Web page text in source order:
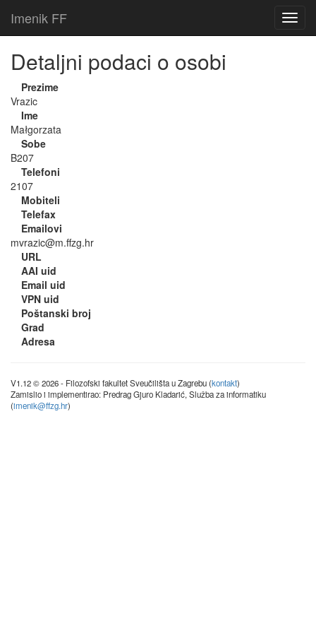
Imenik FF
Detaljni podaci o osobi
Prezime
Vrazic
Ime
Małgorzata
Sobe
B207
Telefoni
2107
Mobiteli
Telefax
Emailovi
mvrazic@m.ffzg.hr
URL
AAI uid
Email uid
VPN uid
Poštanski broj
Grad
Adresa
V1.12 © 2026 - Filozofski fakultet Sveučilišta u Zagrebu (kontakt)
Zamislio i implementirao: Predrag Gjuro Kladarić, Služba za informatiku
(imenik@ffzg.hr)